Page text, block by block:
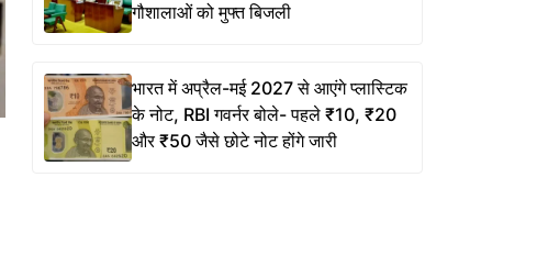
गौशालाओं को मुफ्त बिजली
भारत में अप्रैल-मई 2027 से आएंगे प्लास्टिक
के नोट, RBI गवर्नर बोले- पहले ₹10, ₹20
और ₹50 जैसे छोटे नोट होंगे जारी